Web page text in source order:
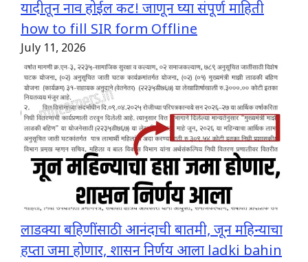
यादीतून नाव होईल कट! जाणून घ्या संपूर्ण माहिती
how to fill SIR form Offline
July 11, 2026
लाडक्या बहिणींसाठी आनंदाची बातमी, जून महिन्याचा
हप्ता जमा होणार, शासन निर्णय आला ladki bahin